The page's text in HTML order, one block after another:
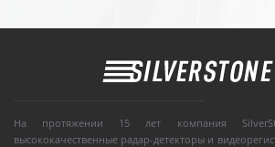
На протяжении 15 лет компания
высококачественные радар-детекторы и